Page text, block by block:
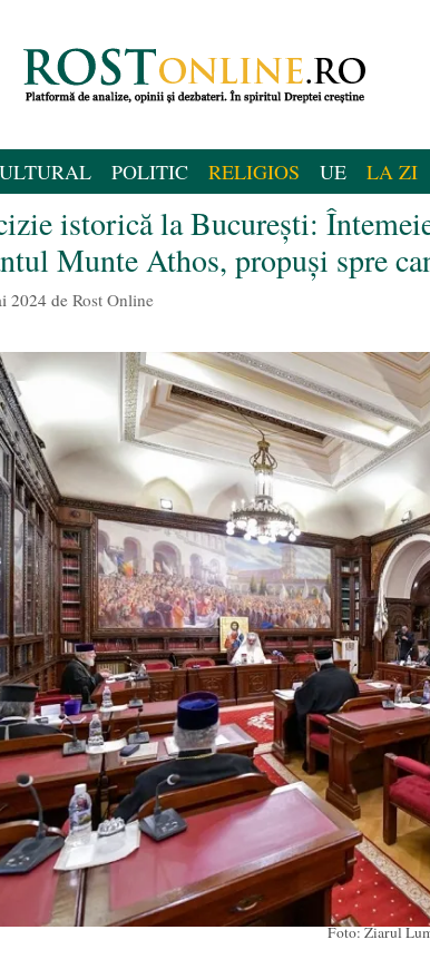
POLITIC RELIGIOS UE LA ZI
istorică la București:
Munte Athos, propuși spre
2024de Rost Online
Foto: Ziarul